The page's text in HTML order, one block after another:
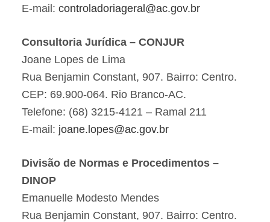
E-mail: controladoriageral@ac.gov.br
Consultoria Jurídica – CONJUR
Joane Lopes de Lima
Rua Benjamin Constant, 907. Bairro: Centro.
CEP: 69.900-064. Rio Branco-AC.
Telefone: (68) 3215-4121 – Ramal 211
E-mail: joane.lopes@ac.gov.br
Divisão de Normas e Procedimentos –
DINOP
Emanuelle Modesto Mendes
Rua Benjamin Constant, 907. Bairro: Centro.